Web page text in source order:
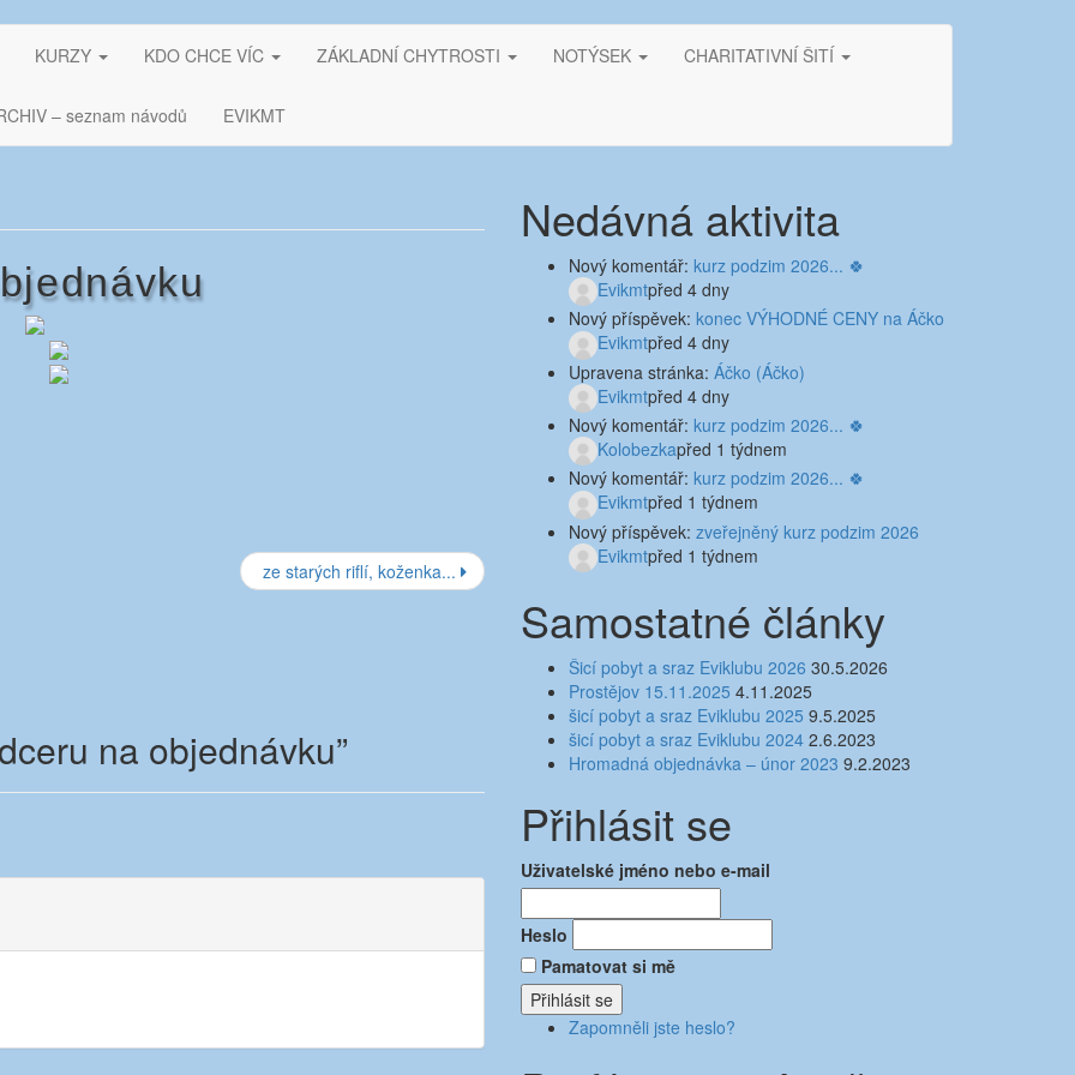
KURZY KDO CHCE VÍC ZÁKLADNÍ CHYTROSTI NOTÝSEK CHARITATIVNÍ ŠITÍ
– seznam návodů EVIKMT
ze starých riflí, koženka...
na objednávku”
Nedávná aktivita
Nový komentář: kurz podzim 2026... 🍀
Evikmtpřed 4 dny
Nový příspěvek: konec VÝHODNÉ CENY na Áčko
Evikmtpřed 4 dny
Upravena stránka: Áčko (Áčko)
Evikmtpřed 4 dny
Nový komentář: kurz podzim 2026... 🍀
Kolobezkapřed 1 týdnem
Nový komentář: kurz podzim 2026... 🍀
Evikmtpřed 1 týdnem
Nový příspěvek: zveřejněný kurz podzim 2026
Evikmtpřed 1 týdnem
Samostatné články
Šicí pobyt a sraz Eviklubu 2026 30.5.2026
Prostějov 15.11.2025 4.11.2025
šicí pobyt a sraz Eviklubu 2025 9.5.2025
šicí pobyt a sraz Eviklubu 2024 2.6.2023
Hromadná objednávka – únor 2023 9.2.2023
Přihlásit se
Uživatelské jméno nebo e-mail
Heslo
Pamatovat si mě
Přihlásit se
Zapomněli jste heslo?